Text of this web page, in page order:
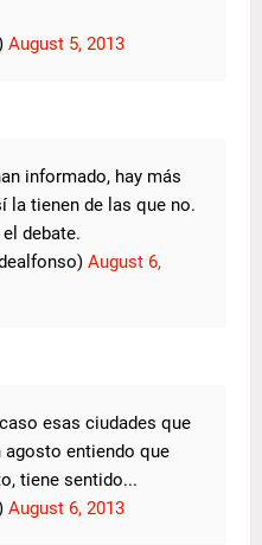
August 5, 2013
informado, hay más
la tienen de las que no.
debate.
August 6,
esas ciudades que
agosto entiendo que
tiene sentido...
August 6, 2013